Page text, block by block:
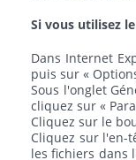
Si vous utilisez
Dans Internet
puis sur «
Sous l'onglet
cliquez sur «
Cliquez sur le
Cliquez sur l'en-
les fichiers dans